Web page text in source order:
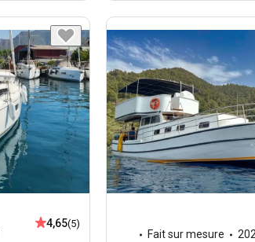
4,65(5)
Fait sur mesure